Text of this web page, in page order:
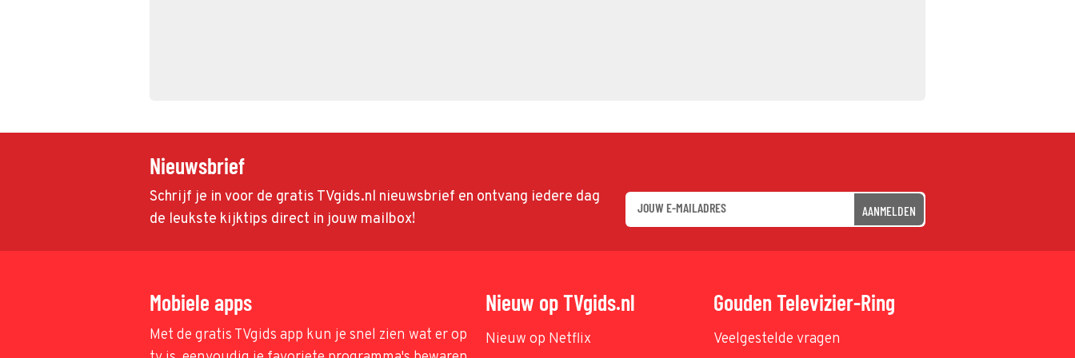
Nieuwsbrief
Schrijf je in voor de gratis TVgids.nl nieuwsbrief en ontvang iedere dag
de leukste kijktips direct in jouw mailbox!
AANMELDEN
Mobiele apps
Met de gratis TVgids app kun je snel zien wat er op
Nieuw op TVgids.nl
Nieuw op Netflix
Gouden Televizier-Ring
Veelgestelde vragen